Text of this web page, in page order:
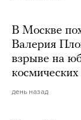
В Москве
Валерия
взрыве на
космических
день назад